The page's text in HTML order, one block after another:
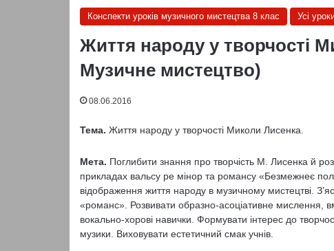
Конспекти уроків музичного мистецтва 8 клас Усі
Життя народу у творчості
Музичне мистецтво)
08.06.2016
Тема. Життя народу у творчості Миколи Лисенка.
Мета. Поглибити знання про творчість М. Лисенка й
прикладах вальсу ре мінор та романсу «Безмежнеє
відображення життя народу в музичному мистецтві.
«романс». Розвивати образно-асоціативне мислення,
вокально-хорові навички. Формувати інтерес до
музики. Виховувати естетичний смак учнів.